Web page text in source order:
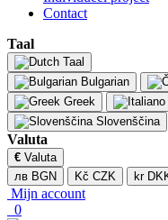
Contact
Taal
Taal
Bulgarian
Greek
Slovenščina
Valuta
€ Valuta
лв BGN
Kč CZK kr
Mijn account
0